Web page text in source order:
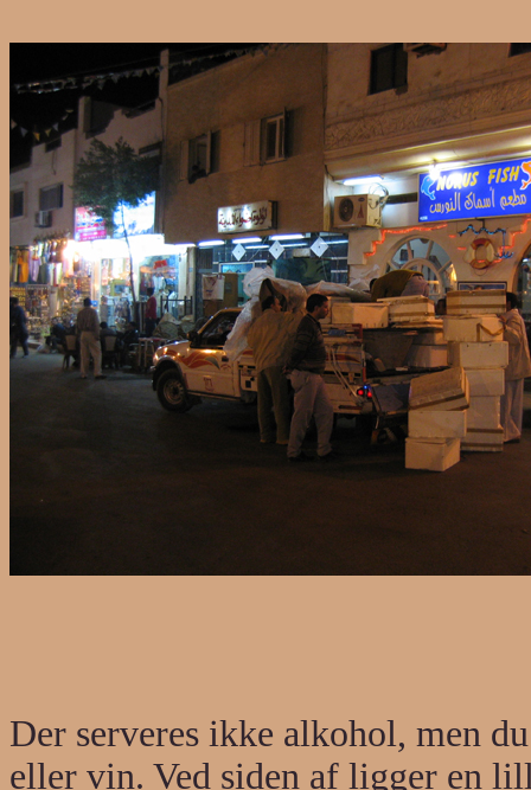
Der serveres ikke alkohol, men
eller vin. Ved siden af ligger en